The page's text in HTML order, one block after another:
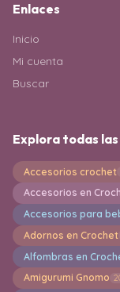
Enlaces
Inicio
Mi cuenta
Buscar
Explora todas
Accesorios crochet
Accesorios en
Accesorios para
Adornos en Crochet
Alfombras en
Amigurumi Gnomo